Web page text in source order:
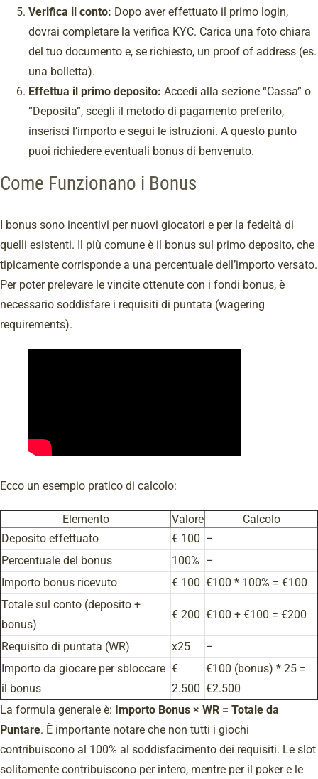
Verifica il conto: Dopo aver effettuato il primo login,
dovrai completare la verifica KYC. Carica una foto chiara
del tuo documento e, se richiesto, un proof of address (es.
una bolletta).
Effettua il primo deposito: Accedi alla sezione “Cassa” o
“Deposita”, scegli il metodo di pagamento preferito,
inserisci l’importo e segui le istruzioni. A questo punto
puoi richiedere eventuali bonus di benvenuto.
Come Funzionano i Bonus
I bonus sono incentivi per nuovi giocatori e per la fedeltà di
quelli esistenti. Il più comune è il bonus sul primo deposito, che
tipicamente corrisponde a una percentuale dell’importo versato.
Per poter prelevare le vincite ottenute con i fondi bonus, è
necessario soddisfare i requisiti di puntata (wagering
requirements).
Ecco un esempio pratico di calcolo:
Elemento Valore
Calcolo
Deposito effettuato
€ 100 –
Percentuale del bonus
100% –
Importo bonus ricevuto
€ 100 €100 * 100% = €100
Totale sul conto (deposito +
bonus)
€ 200 €100 + €100 = €200
Requisito di puntata (WR) x25
–
Importo da giocare per sbloccare
il bonus
€
2.500
€100 (bonus) * 25 =
€2.500
La formula generale è: Importo Bonus × WR = Totale da
Puntare. È importante notare che non tutti i giochi
contribuiscono al 100% al soddisfacimento dei requisiti. Le slot
solitamente contribuiscono per intero, mentre per il poker e le